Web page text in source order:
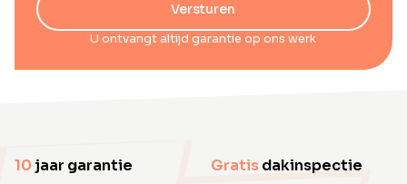
Versturen
U ontvangt altijd garantie op ons werk
10 jaar garantie Gratisdakinspectie